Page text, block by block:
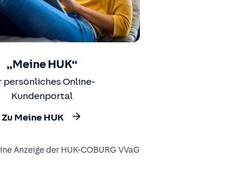
„Meine HUK“
persönliches Online-
Kundenportal
Zu Meine HUK
Anzeige der HUK-COBURG VVaG